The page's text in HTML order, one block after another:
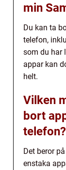
min
Du kan ta
telefon,
som du har
appar kan
helt.
Vilken
bort
telefon?
Det beror
enstaka